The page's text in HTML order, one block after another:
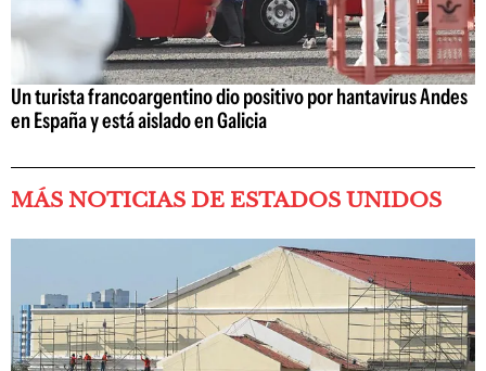
Un turista francoargentino dio positivo por hantavirus Andes
en España y está aislado en Galicia
MÁS NOTICIAS DE ESTADOS UNIDOS